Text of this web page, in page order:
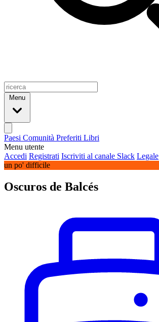
Menu
Paesi Comunità Preferiti Libri
Menu utente
Accedi Registrati Iscriviti al canale Slack Legale
un po' difficile
Oscuros de Balcés